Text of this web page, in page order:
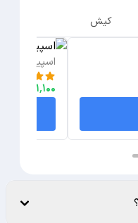
کیش
اسپیناس
۱۲٬۳۷۱٬۱۰۰